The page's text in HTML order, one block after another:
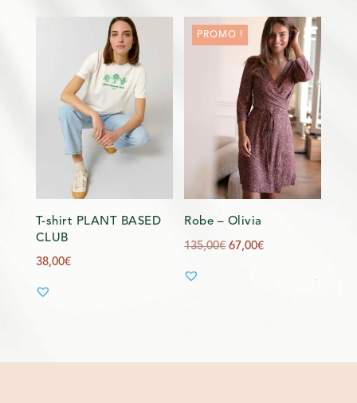
120,00€.89,00€.
T-shirt PLANT BASED
CLUB
38,00€
PROMO !
Robe – Olivia
135,00€ Le
67,00€Le